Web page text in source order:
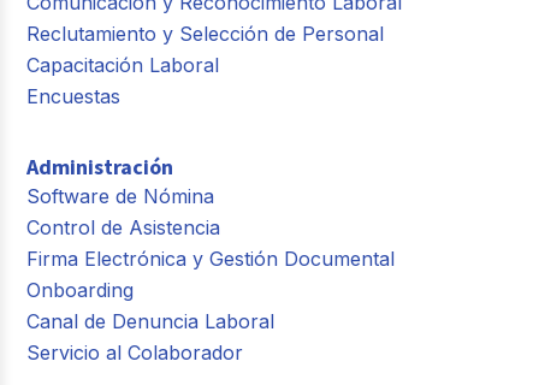
Reclutamiento y Selección de Personal
Capacitación Laboral
Encuestas
Administración
Software de Nómina
Control de Asistencia
Firma Electrónica y Gestión Documental
Onboarding
Canal de Denuncia Laboral
Servicio al Colaborador